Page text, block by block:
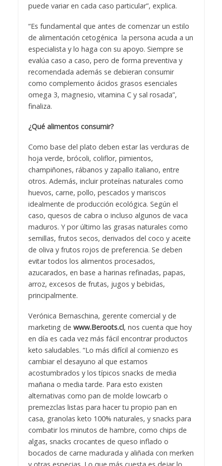
puede variar en cada caso particular”, explica.
“Es fundamental que antes de comenzar un estilo
de alimentación cetogénica la persona acuda a un
especialista y lo haga con su apoyo. Siempre se
evalúa caso a caso, pero de forma preventiva y
recomendada además se debieran consumir
como complemento ácidos grasos esenciales
omega 3, magnesio, vitamina C y sal rosada”,
finaliza.
¿Qué alimentos consumir?
Como base del plato deben estar las verduras de
hoja verde, brócoli, coliflor, pimientos,
champiñones, rábanos y zapallo italiano, entre
otros. Además, incluir proteínas naturales como
huevos, carne, pollo, pescados y mariscos
idealmente de producción ecológica. Según el
caso, quesos de cabra o incluso algunos de vaca
maduros. Y por último las grasas naturales como
semillas, frutos secos, derivados del coco y aceite
de oliva y frutos rojos de preferencia. Se deben
evitar todos los alimentos procesados,
azucarados, en base a harinas refinadas, papas,
arroz, excesos de frutas, jugos y bebidas,
principalmente.
Verónica Bernaschina, gerente comercial y de
marketing de www.Beroots.cl, nos cuenta que hoy
en día es cada vez más fácil encontrar productos
keto saludables. “Lo más difícil al comienzo es
cambiar el desayuno al que estamos
acostumbrados y los típicos snacks de media
mañana o media tarde. Para esto existen
alternativas como pan de molde lowcarb o
premezclas listas para hacer tu propio pan en
casa, granolas keto 100% naturales, y snacks para
combatir los minutos de hambre, como chips de
algas, snacks crocantes de queso inflado o
bocados de carne madurada y aliñada con merken